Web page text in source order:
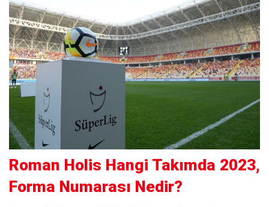
Roman Holis Hangi Takımda 2023,
Forma Numarası Nedir?